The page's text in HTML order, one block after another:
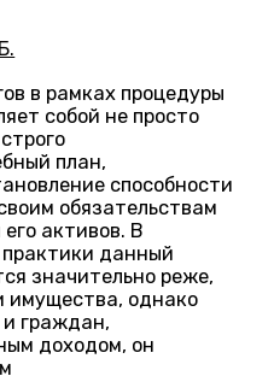
в рамках процедуры
собой не просто
план,
способности
обязательствам
активов. В
данный
значительно реже,
имущества, однако
граждан,
доходом, он